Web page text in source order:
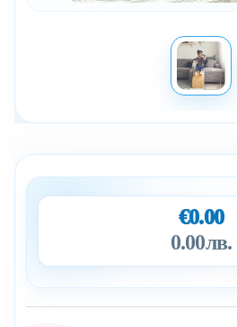
€0.00
0.00лв.